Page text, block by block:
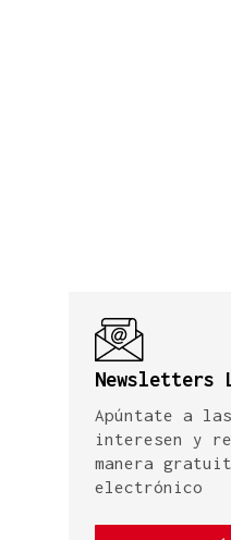
Newsletters
Apúntate a
interesen y
manera
electrónico